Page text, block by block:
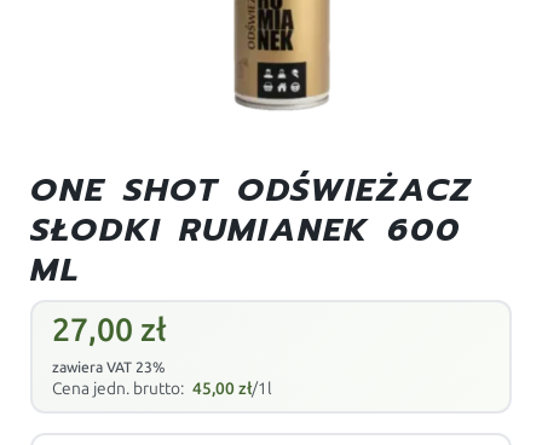
ONE SHOT ODŚWIEŻACZ
SŁODKI RUMIANEK 600
ML
27,00 zł
zawiera VAT 23%
Cena jedn. brutto: 45,00zł/1l